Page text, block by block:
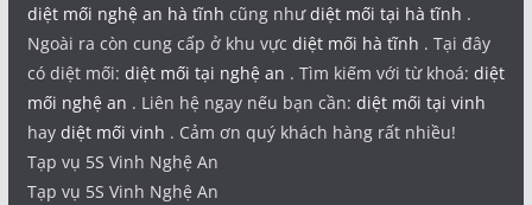
diệt mối nghệ an hà tĩnh cũng nhưdiệt mối tại hà tĩnh .
Ngoài ra còn cung cấp ở khu vực diệt mối hà tĩnh . Tại đây
có diệt mối: diệt mối tại nghệ an . Tìm kiếm với từ khoá: diệt
mối nghệ an . Liên hệ ngay nếu bạn cần: diệt mối tại vinh
hay diệt mối vinh . Cảm ơn quý khách hàng rất nhiều!
Tạp vụ 5S Vinh Nghệ An
Tạp vụ 5S Vinh Nghệ An